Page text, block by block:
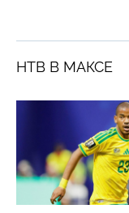
НТВ В МАКСЕ